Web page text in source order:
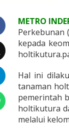
METRO
Perkebunan
kepada
Hal ini
tanaman
pemerintah
holtikutura
melalui